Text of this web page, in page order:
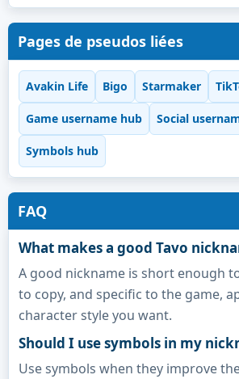
Pages de pseudos liées
Avakin Life Bigo Starmaker
Game username hub Social
Symbols hub
FAQ
What makes a good Tavo
A good nickname is short enough
to copy, and specific to the game,
character style you want.
Should I use symbols in my
Use symbols when they improve